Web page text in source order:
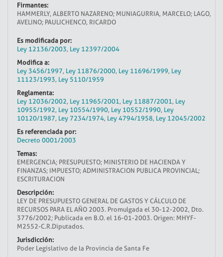
Firmantes:
HAMMERLY, ALBERTO NAZARENO; MUNIAGURRIA, MARCELO; LAGO,
AVELINO; PAULICHENCO, RICARDO
Es modificada por:
Ley 12136/2003, Ley 12397/2004
Modifica a:
Ley 3456/1997, Ley 11876/2000, Ley 11696/1999, Ley
11123/1993, Ley 5110/1959
Reglamenta:
Ley 12036/2002, Ley 11965/2001, Ley 11887/2001, Ley
10955/1992, Ley 10554/1990, Ley 10552/1990, Ley
10120/1987, Ley 7234/1974, Ley 4794/1958, Ley 12045/2002
Es referenciada por:
Decreto 0001/2003
Temas:
EMERGENCIA; PRESUPUESTO; MINISTERIO DE HACIENDA Y
FINANZAS; IMPUESTO; ADMINISTRACION PUBLICA PROVINCIAL;
ESCRITURACION
Descripción:
LEY DE PRESUPUESTO GENERAL DE GASTOS Y CÁLCULO DE
RECURSOS PARA EL AÑO 2003. Promulgada el 30-12-2002, Dto.
3776/2002; Publicada en B.O. el 16-01-2003. Origen: MHYF-
M2552-C.R.Diputados.
Jurisdicción:
Poder Legislativo de la Provincia de Santa Fe